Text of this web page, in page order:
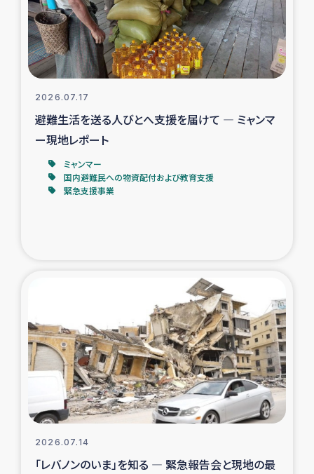
2026.07.17
避難生活を送る人びとへ支援を届けて ― ミャンマ
ー現地レポート
ミャンマー
国内避難民への物資配付および教育支援
緊急支援事業
2026.07.14
「レバノンのいま」を知る ― 緊急報告会と現地の最